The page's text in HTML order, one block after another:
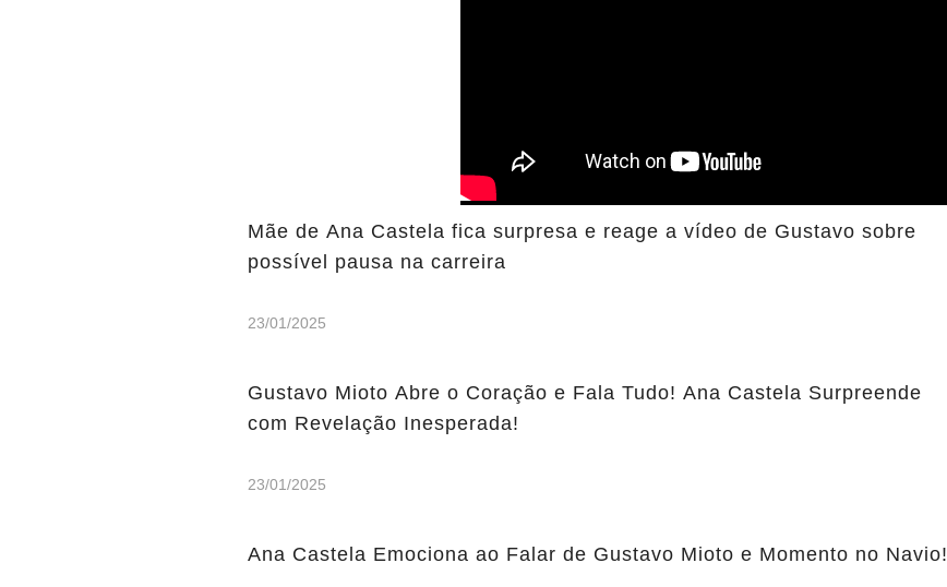
Mãe de Ana Castela fica surpresa e reage a vídeo de Gustavo sobre
possível pausa na carreira
23/01/2025
Gustavo Mioto Abre o Coração e Fala Tudo! Ana Castela Surpreende
com Revelação Inesperada!
23/01/2025
Ana Castela Emociona ao Falar de Gustavo Mioto e Momento no Navio!